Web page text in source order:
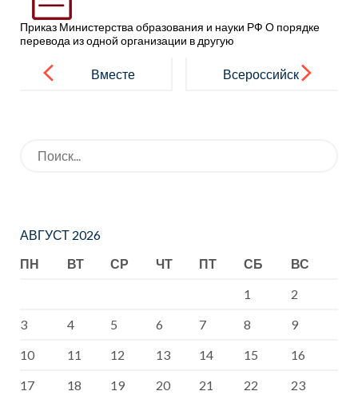
Приказ Министерства образования и науки РФ О порядке
перевода из одной организации в другую
записям
Вместе
Всероссийск
АВГУСТ 2026
ПН
ВТ СР ЧТ ПТ СБ
ВС
1
2
3
4 5 6 7 8
9
10
11 12 13 14 15
16
17
18 19 20 21 22 23